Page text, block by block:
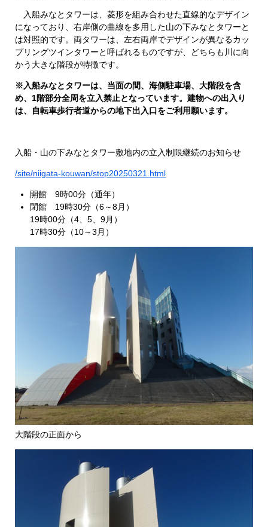
入船みなとタワーは、菱形を組み合わせた直線的なデザイン
になっており、右岸側の曲線を多用した山の下みなとタワーと
は対照的です。両タワーは、左右両岸でデザインが異なるカッ
プリングツインタワーと呼ばれるものですが、どちらも川に向
かう大きな階段が特徴です。
※入船みなとタワーは、当面の間、海側駐車場、大階段を含
め、1階部分全周を立入禁止となっています。建物への出入り
は、自転車歩行者道からの地下出入口をご利用願います。
入船・山の下みなとタワー敷地内の立入制限継続のお知らせ
/site/niigata-kouwan/stop20250321.html
開館 9時00分（通年）
閉館 19時30分（6～8月）
19時00分（4、5、9月）
17時30分（10～3月）
大階段の正面から